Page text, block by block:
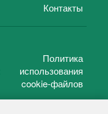
Контакты
Политика
использования
cookie-файлов